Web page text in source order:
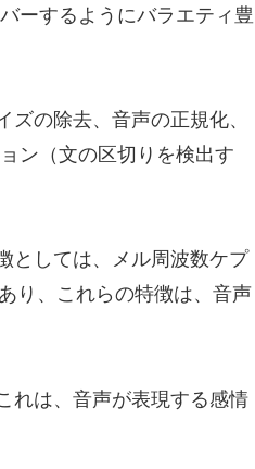
ーするようにバラエティ豊
の除去、音声の正規化、
ン（文の区切りを検出す
としては、メル周波数ケプ
り、これらの特徴は、音声
れは、音声が表現する感情